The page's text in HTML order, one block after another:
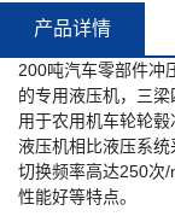
产品详情
200吨汽车零部件冲
的专用液压机，三
用于农用机车轮轮
液压机相比液压系
切换频率高达250次
性能好等特点。